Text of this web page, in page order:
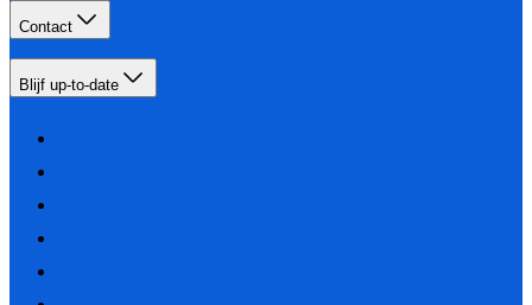
Contact
Blijf up-to-date